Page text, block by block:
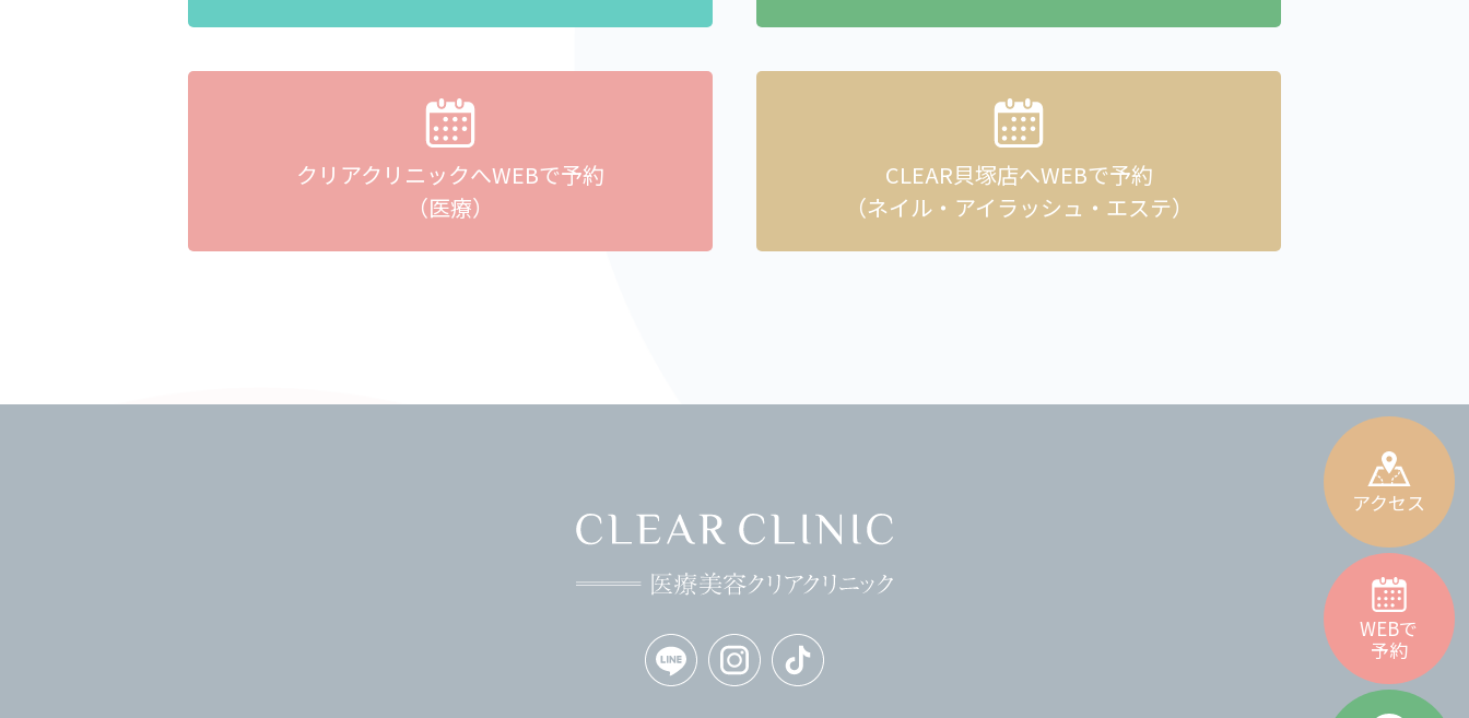
アクセス
WEBで
予約
クリアクリニックへWEBで予約
（医療）
CLEAR貝塚店へWEBで予約
（ネイル・アイラッシュ・エステ）